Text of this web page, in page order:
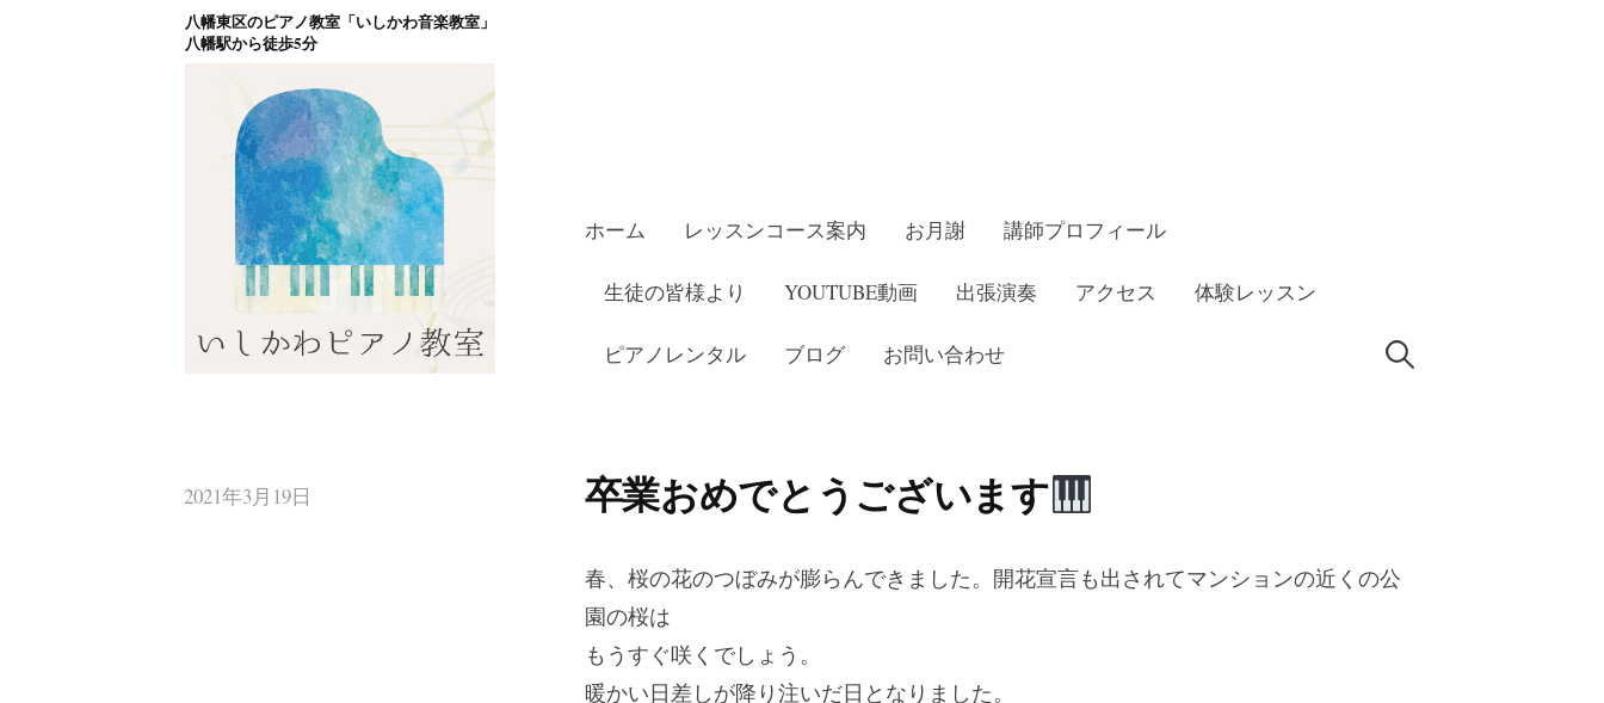
コ
ッ
八幡東区のピアノ教室「いしかわ音楽教室」
八幡駅から徒歩5分
ホーム レッスンコース案内 お月謝 講師プロフィール
生徒の皆様より YOUTUBE動画 出張演奏 アクセス 体験レッスン
ピアノレンタル ブログ お問い合わせ 検
2021年3月19日 卒業おめでとうございます
春、桜の花のつぼみが膨らんできました。開花宣言も出されてマンションの近くの公
園の桜は
もうすぐ咲くでしょう。
暖かい日差しが降り注いだ日となりました。